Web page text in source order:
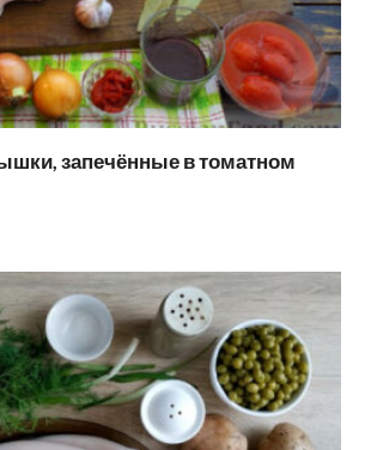
запечённые в томатном